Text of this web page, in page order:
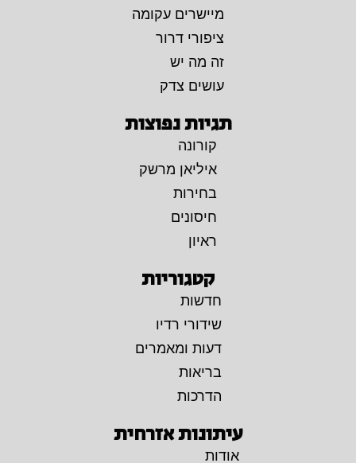
מיישרים עקומה
ציפורי דרור
זה מה יש
עושים צדק
תגיות נפוצות
קורונה
איליאן מרשק
בחירות
חיסונים
ראיון
קטגוריות
חדשות
שידורי רדיו
דעות ומאמרים
בריאות
הדרכות
עיתונות אזרחית
אודות